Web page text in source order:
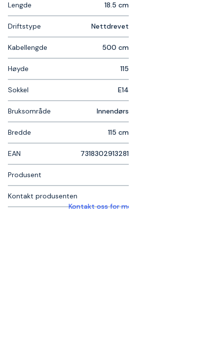
Lengde 18.5 cm
Driftstype Nettdrevet
Kabellengde 500 cm
Høyde 115
Sokkel E14
Bruksområde Innendørs
Bredde 115 cm
EAN 7318302913281
Produsent
Kontakt produsenten
Kontakt oss for mer informasjon